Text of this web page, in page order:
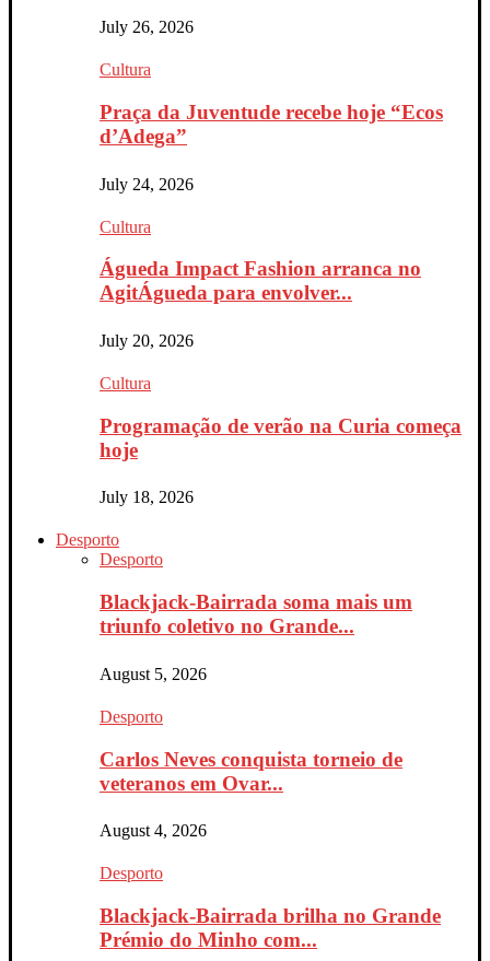
July 26, 2026
Cultura
Praça da Juventude recebe hoje “Ecos
d’Adega”
July 24, 2026
Cultura
Águeda Impact Fashion arranca no
AgitÁgueda para envolver...
July 20, 2026
Cultura
Programação de verão na Curia começa
hoje
July 18, 2026
Desporto
Desporto
Blackjack-Bairrada soma mais um
triunfo coletivo no Grande...
August 5, 2026
Desporto
Carlos Neves conquista torneio de
veteranos em Ovar...
August 4, 2026
Desporto
Blackjack-Bairrada brilha no Grande
Prémio do Minho com...